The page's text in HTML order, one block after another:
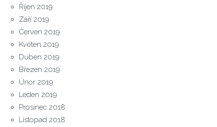
Říjen 2019
Září 2019
Červen 2019
Květen 2019
Duben 2019
Březen 2019
Únor 2019
Leden 2019
Prosinec 2018
Listopad 2018